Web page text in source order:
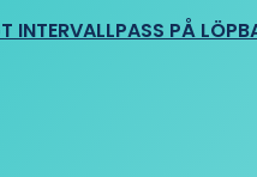
INTERVALLPASS PÅ